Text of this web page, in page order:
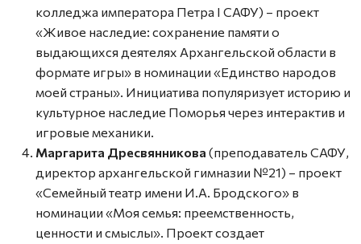
колледжа императора Петра I САФУ) – проект
«Живое наследие: сохранение памяти о
выдающихся деятелях Архангельской области в
формате игры» в номинации «Единство народов
моей страны». Инициатива популяризует историю и
культурное наследие Поморья через интерактив и
игровые механики.
Маргарита Дресвянникова (преподаватель САФУ,
директор архангельской гимназии №21) – проект
«Семейный театр имени И.А. Бродского» в
номинации «Моя семья: преемственность,
ценности и смыслы». Проект создает